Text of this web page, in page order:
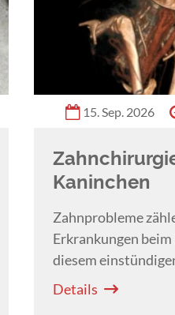
15. Sep. 2026
Kaninchen
Zahnprobleme
Erkrankungen
diesem
vermittelt
Details